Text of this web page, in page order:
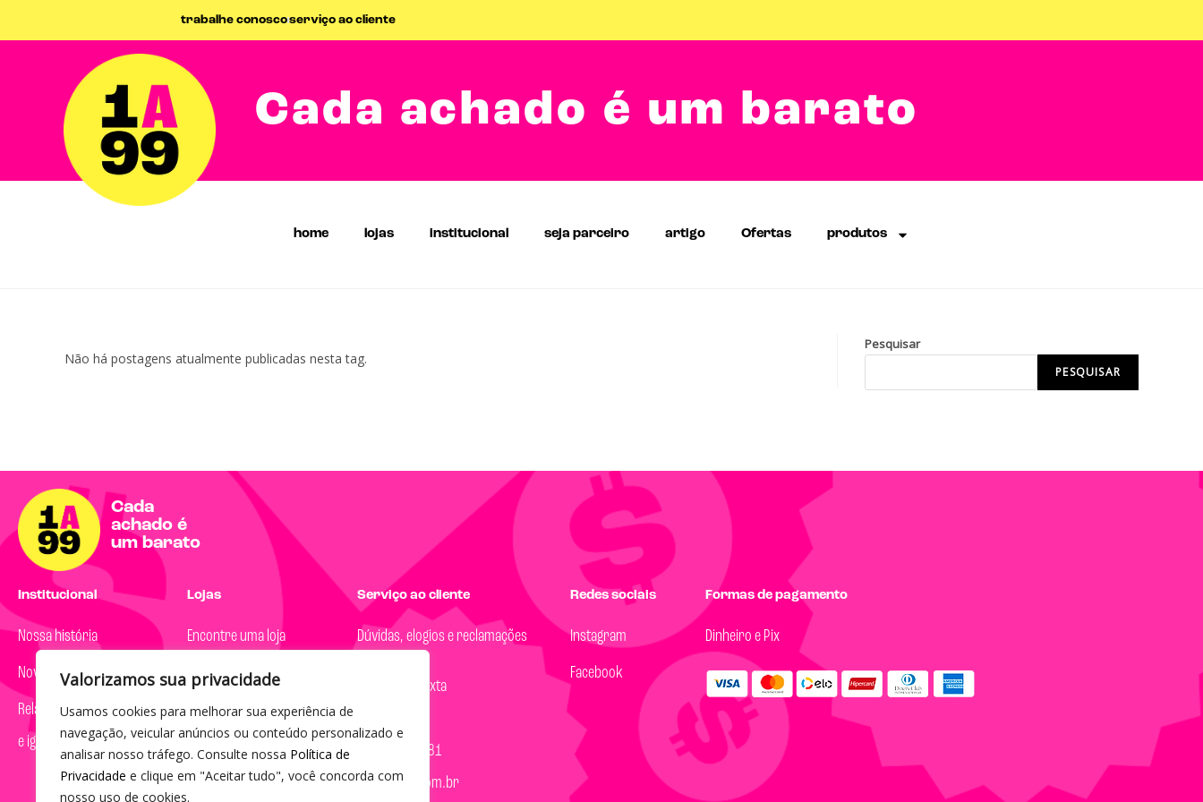
Valorizamos sua privacidade
Usamos cookies para melhorar sua experiência de
navegação, veicular anúncios ou conteúdo personalizado e
analisar nosso tráfego. Consulte nossa Política de
Privacidade e clique em "Aceitar tudo", você concorda com
nosso uso de cookies.
trabalhe conoscoserviço ao cliente
Cada achado é um barato
home lojas institucional seja parceiro artigo Ofertas produtos
Não há postagens atualmente publicadas nesta tag.
Pesquisar
PESQUISAR
Cada
achado é
um barato
Institucional
Nossa história
Nova marca
Relatório de transparência
e igualdade salarial
Lojas
Encontre uma loja
Serviço ao cliente
Dúvidas, elogios e reclamações
Segunda a Sexta
(19) 3014-8081
sac@1a99.com.br
Redes sociais
Instagram
Facebook
Formas de pagamento
Dinheiro e Pix